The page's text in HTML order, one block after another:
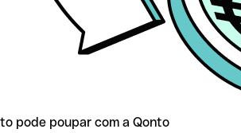
pode poupar com a Qonto